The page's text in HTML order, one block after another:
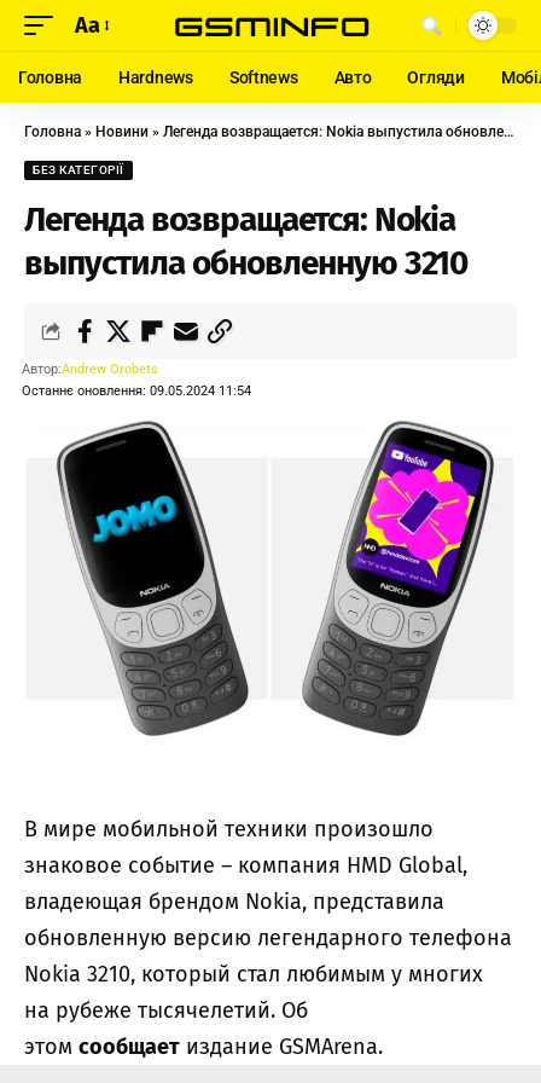
Aa
Головна Hardnews Softnews Авто Огляди
Головна » Новини » Легенда возвращается: Nokia выпустила обновленную 3210
БЕЗ КАТЕГОРІЇ
Легенда возвращается: Nokia
выпустила обновленную 3210
Останнє оновлення: 09.05.2024 11:54
Автор:Andrew Orobets
В мире мобильной техники произошло
знаковое событие – компания HMD Global,
владеющая брендом Nokia, представила
обновленную версию легендарного телефона
Nokia 3210, который стал любимым у многих
на рубеже тысячелетий. Об
этом сообщает издание GSMArena.